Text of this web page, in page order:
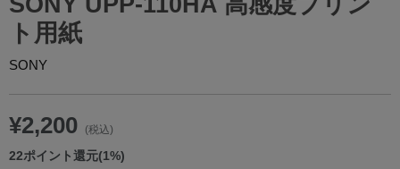
ト用紙
SONY
¥2,200 (税込)
22ポイント還元(1%)